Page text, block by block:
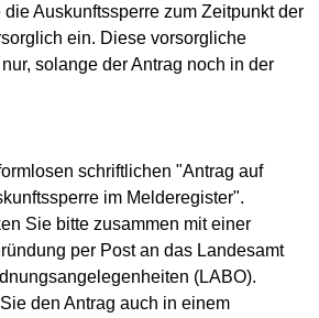
Auskunftssperre zum Zeitpunkt der
ein. Diese vorsorgliche
solange der Antrag noch in der
schriftlichen "Antrag auf
im Melderegister".
Sie bitte zusammen mit einer
per Post an das Landesamt
(LABO).
den Antrag auch in einem